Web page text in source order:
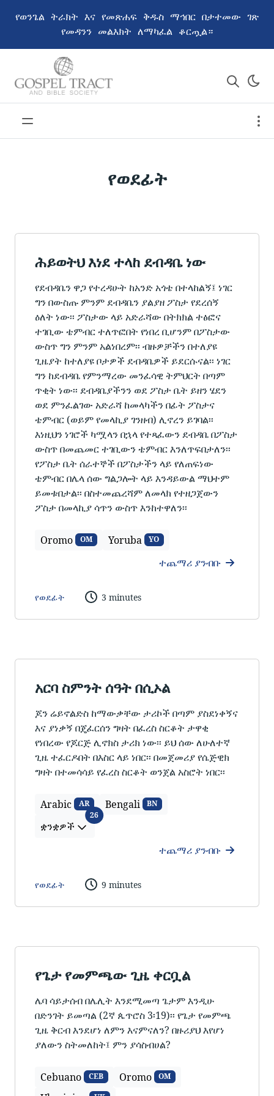
የወንጌል ትራክት እና የመጽሐፍ ቅዱስ ማኅበር በታተመው ገጽ
የመዳንን መልእክት ለማካፈል ቆርጧል።
የወደፊት
ሕይወትህ እነደ ተላከ ደብዳቤ ነው
የደብዳቤን ዋጋ የተረዳሁት ከአንድ አጎቴ በተላከልኝ፤ ነገር
ግን በውስጡ ምንም ደብዳቤን ያልያዘ ፖስታ የደረሰኝ
ዕለት ነው፡፡ ፖስታው ላይ አድራሻው በትክክል ተፅፎና
ተገቢው ቴምብር ተለጥፎበት የነበረ ቢሆንም በፖስታው
ውስጥ ግን ምንም አልነበረም፡፡ ብዙዎቻችን በተለያዩ
ጊዜያት ከተለያዩ ቦታዎች ደብዳቤዎች ይደርሱናል፡፡ ነገር
ግን ከደብዳቤ የምንማረው መንፈሳዊ ትምህርት በጣም
ጥቂት ነው፡፡ ደብዳቤያችንን ወደ ፖስታ ቤት ይዘን ሄደን
ወደ ምንፈልገው አድራሻ ከመላካችን በፊት ፖስታና
ቴምብር (ወይም የመላኪያ ገንዘብ) ሊኖረን ይገባል፡፡
እነዚህን ነገሮች ካሟላን በኋላ የተጻፈውን ደብዳቤ በፖስታ
ውስጥ በመጨመር ተገቢውን ቴምብር እንለጥፍበታለን፡፡
የፖስታ ቤት ሰራተኞች በፖስታችን ላይ የለጠፍነው
ቴምብር በሌላ ሰው ግልጋሎት ላይ እንዳይውል ማህተም
ይመቱበታል፡፡ በስተመጨረሻም ለመላክ የተዘጋጀውን
ፖስታ በመላኪያ ሳጥን ውስጥ እንከተዋለን፡፡
Oromo OM Yoruba YO
ተጨማሪ ያንብቡ
የወደፊት 3 minutes
አርባ ስምንት ሰዓት በሲኦል
ጆን ሬይኖልድስ ከማውቃቸው ታሪኮች በጣም ያስደነቀኝና
እና ያነቃኝ በጄፈርሰን ግዛት በፈረስ ስርቆት ታዋቂ
የነበረው የጆርጅ ሊኖክስ ታሪክ ነው፡፡ ይህ ሰው ለሁለተኛ
ጊዜ ተፈርዶበት በእስር ላይ ነበር፡፡ በመጀመሪያ የሴጅዊክ
ግዛት በተመሳሳይ የፈረስ ስርቆት ወንጀል አስሮት ነበር፡፡
Arabic AR Bengali BN
ቋንቋዎች
26ቋንቋዎች
ተጨማሪ ያንብቡ
የወደፊት 9 minutes
የጌታ የመምጫው ጊዜ ቀርቧል
ሌባ ሳይታሰብ በሌሊት እንደሚመጣ ጌታም እንዲሁ
በድንገት ይመጣል (2ኛ ጴጥሮስ 3፡19)፡፡ የጌታ የመምጫ
ጊዜ ቅርብ እንደሆነ ለምን እናምናለን? በዙሪያህ እየሆነ
ያለውን ስትመለከት፤ ምን ያሳስብሀል?
Cebuano CEB Oromo OM